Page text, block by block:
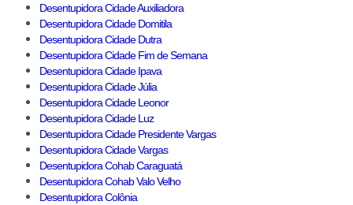
Desentupidora Cidade Auxiliadora
Desentupidora Cidade Domitila
Desentupidora Cidade Dutra
Desentupidora Cidade Fim de Semana
Desentupidora Cidade Ipava
Desentupidora Cidade Júlia
Desentupidora Cidade Leonor
Desentupidora Cidade Luz
Desentupidora Cidade Presidente Vargas
Desentupidora Cidade Vargas
Desentupidora Cohab Caraguatá
Desentupidora Cohab Valo Velho
Desentupidora Colônia